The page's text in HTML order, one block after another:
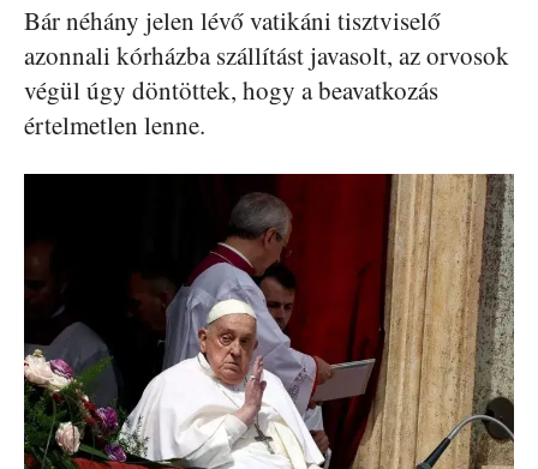
Bár néhány jelen lévő vatikáni tisztviselő
azonnali kórházba szállítást javasolt, az orvosok
végül úgy döntöttek, hogy a beavatkozás
értelmetlen lenne.